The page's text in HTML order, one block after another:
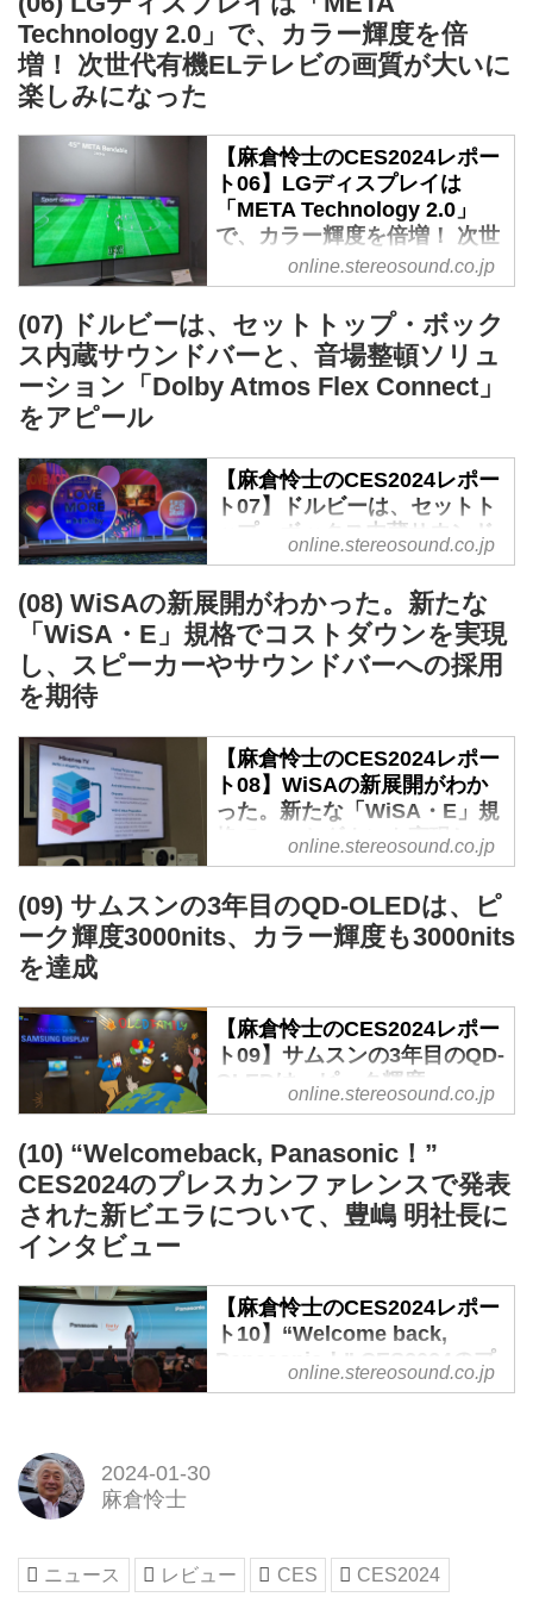
た。
...
にほぼ限定されていたが、CES
2023で、ストリーミングとスマ
ートフォンの新世界に参入を宣
のスケーラブル・オーディオコー
デックAuro-Cxも発表した。
Auro-3Dサウンドバーのリフ...
プMR」が凄い - Stereo
Sound ONLINE
CES2024、キヤノンブースの
スポーツのアリーナやフィールド
を取り囲むように設置した100台
以上の4Kカメラで同時撮影した
画像から、空間全体を3Dデータ
化するシステムはすでに日本では
野球、競輪、サッカーなどの中継
は、バスケットボールで活用され
ている。CESでは今回が初めての
お披露目。
スマホでは、自在に視点が動かせ
る
多数のカメラ＋映像処理サーバー
にて、「仮想カメラ」の視点を設
Technology 2.0」で、カラー輝度を倍
増！ 次世代有機ELテレビの画質が大いに
楽しみになった
【麻倉怜士のCES2024レポー
ト06】LGディスプレイは
「META Technology 2.0」
で、カラー輝度を倍増！ 次世
代有機ELテレビの画質が大い
に楽しみになった - Stereo
Sound ONLINE
ディスプレイ開発は、2年おきに
テーマが変わる。2023年は、マ
イクロレンズアレイのMETAパネ
ションであり、毎年はさすがに無
理だ。そこで2024年の有機ELパ
ネルは、マイクロレンズアレイ
（MLA）技術の第2弾として、回
路での改良に力を入れた。
LGディスプレイが画質改善を始
めたのは、2022年の第2世代パネ
ル「OLED.EX」がその第1弾
（EXとはEvolution＝進化と
ネル寿命を長期化させる重水素効
果により、ピーク輝...
online.stereosound.co.jp
(07) ドルビーは、セットトップ・ボック
ス内蔵サウンドバーと、音場整頓ソリュ
ーション「Dolby Atmos Flex Connect」
をアピール
【麻倉怜士のCES2024レポー
ト07】ドルビーは、セットト
ップ・ボックス内蔵サウンド
バーと、音場整頓ソリューシ
ョン「Dolby Atmos Flex
Connect」をアピール -
Stereo Sound ONLINE
Dolby（ドルビー）は、昨年と同
リ）も、同じホテルでスウィート
を構えている。こちらはMGMパ
ークホテルでのイベントだが、実
は同じ建物なのであった。
今年のドルビーのテーマは
「LOVE MORE」。より普及し、
一般化する流れを強めようという
思惑からだ。昨年にプロトタイプ
ボックスを内蔵したサウンドバー
が製品化に進み、今年はヨーロッ
パと韓国を中心に7つのブランド
が、セットトップ・ボックス内蔵
サウンドバー...
online.stereosound.co.jp
(08) WiSAの新展開がわかった。新たな
「WiSA・E」規格でコストダウンを実現
し、スピーカーやサウンドバーへの採用
を期待
【麻倉怜士のCES2024レポー
ト08】WiSAの新展開がわか
った。新たな「WiSA・E」規
格でコストダウンを実現し、
スピーカーやサウンドバーへ
の採用を期待 - Stereo Sound
ONLINE
高音質ワイヤレス通信方式
Audio）が、「フォーマット2.0」
とでも形容できる、新展開を開始
したことが、CESでの取材で分か
った。コンベンションセンター近
くのエンバシイ・スウィートホテ
ルに構えたWiSAデモルームに
は、ひっきりなしにテレビ、スピ
ーカー、サウンドバーなどのメー
カー関係者が訪れていた。
カのベンチャー企業Summit
Wirelessが開発した音声を非圧
縮、高品質で無線伝送する技術が
元になり、2...
online.stereosound.co.jp
(09) サムスンの3年目のQD-OLEDは、ピ
ーク輝度3000nits、カラー輝度も3000nits
を達成
【麻倉怜士のCES2024レポー
ト09】サムスンの3年目のQD-
OLEDは、ピーク輝度
3000nits、カラー輝度も
Sound ONLINE
アンコアホテルのサムスン・ディ
スプレイスウィートを訪れるのは
QD-OLEDの取材のためだ。
登場から2年でも性能は大きく向
上したが、3年目の今回はさらに
向上したことが分かった。ディス
セスが続いている。
2024年バージョンは、完成度を
online.stereosound.co.jp
(10) “Welcomeback, Panasonic！”
CES2024のプレスカンファレンスで発表
された新ビエラについて、豊嶋 明社長に
インタビュー
【麻倉怜士のCES2024レポー
ト10】“Welcome back,
Panasonic！” CES2024のプ
レスカンファレンスで発表さ
シェーバーといった具体的な新製
品の発表が行われたことも話題と
online.stereosound.co.jp
2024-01-30
麻倉怜士
ニュース レビュー CES CES2024